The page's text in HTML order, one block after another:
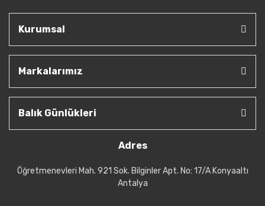
Kurumsal
Markalarımız
Balık Günlükleri
Adres
Öğretmenevleri Mah. 921 Sok. Bilginler Apt. No: 17/A Konyaaltı
Antalya